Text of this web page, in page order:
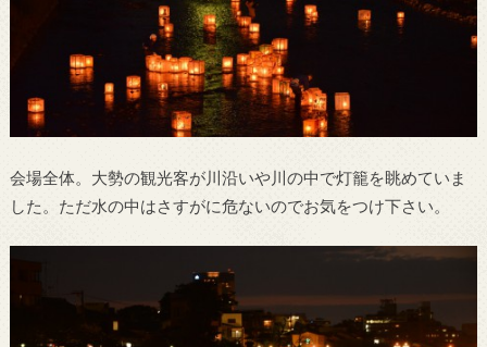
会場全体。大勢の観光客が川沿いや川の中で灯籠を眺めていま
した。ただ水の中はさすがに危ないのでお気をつけ下さい。